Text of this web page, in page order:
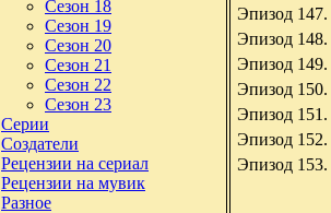
Сезон 18
Сезон 19
Сезон 20
Сезон 21
Сезон 22
Сезон 23
Серии
Создатели
Рецензии на сериал
Рецензии на мувик
Разное
Эпизод 147.
Эпизод 148.
Эпизод 149.
Эпизод 150.
Эпизод 151.
Эпизод 152.
Эпизод 153.